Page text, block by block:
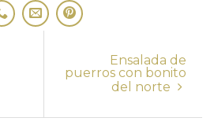
Ensalada de
puerros con bonito
del norte